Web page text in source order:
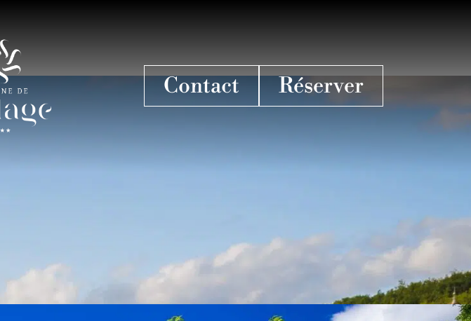
Contact Réserver
de la rivière, des services et
haut de gamme et de plusieurs activités proposées pour tous, au cœur